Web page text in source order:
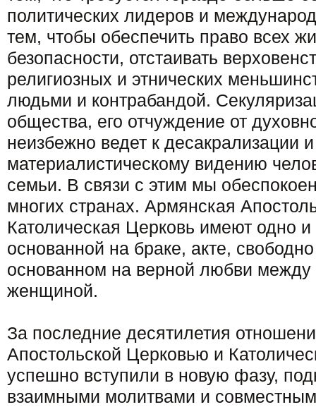
политических лидеров и
тем, чтобы обеспечить право всех
безопасности, отстаивать
религиозных и этнических
людьми и контрабандой.
общества, его отчуждение от
неизбежно ведет к десакрализации и
материалистическому видению
семьи. В связи с этим мы
многих странах. Армянская
Католическая Церковь имеют одно
основанной на браке, акте,
основанном на верной любви
женщиной.
За последние десятилетия
Апостольской Церковью и
успешно вступили в новую фазу,
взаимными молитвами и